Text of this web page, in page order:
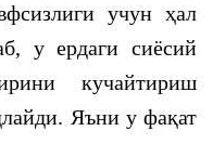
учун ҳал
у ердаги сиёсий
кучайтириш
Яъни у фақат